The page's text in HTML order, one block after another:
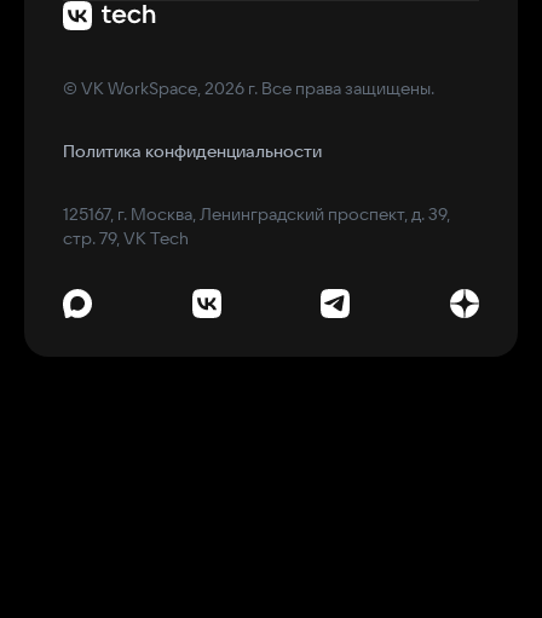
© VK WorkSpace, 2026 г. Все права защищены.
Политика конфиденциальности
125167, г. Москва, Ленинградский проспект, д. 39,
стр. 79, VK Tech